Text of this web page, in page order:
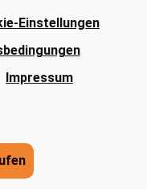
Einstellungen
Impressum